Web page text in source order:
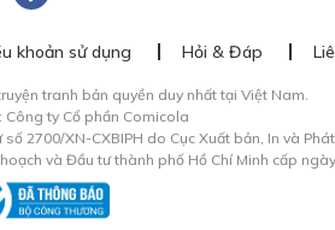
khoản sử dụng Hỏi & Đáp
tranh bản quyền duy nhất tại Việt Nam.
Công ty Cổ phần Comicola
2700/XN-CXBIPH do Cục Xuất bản, In và
và Đầu tư thành phố Hồ Chí Minh cấp